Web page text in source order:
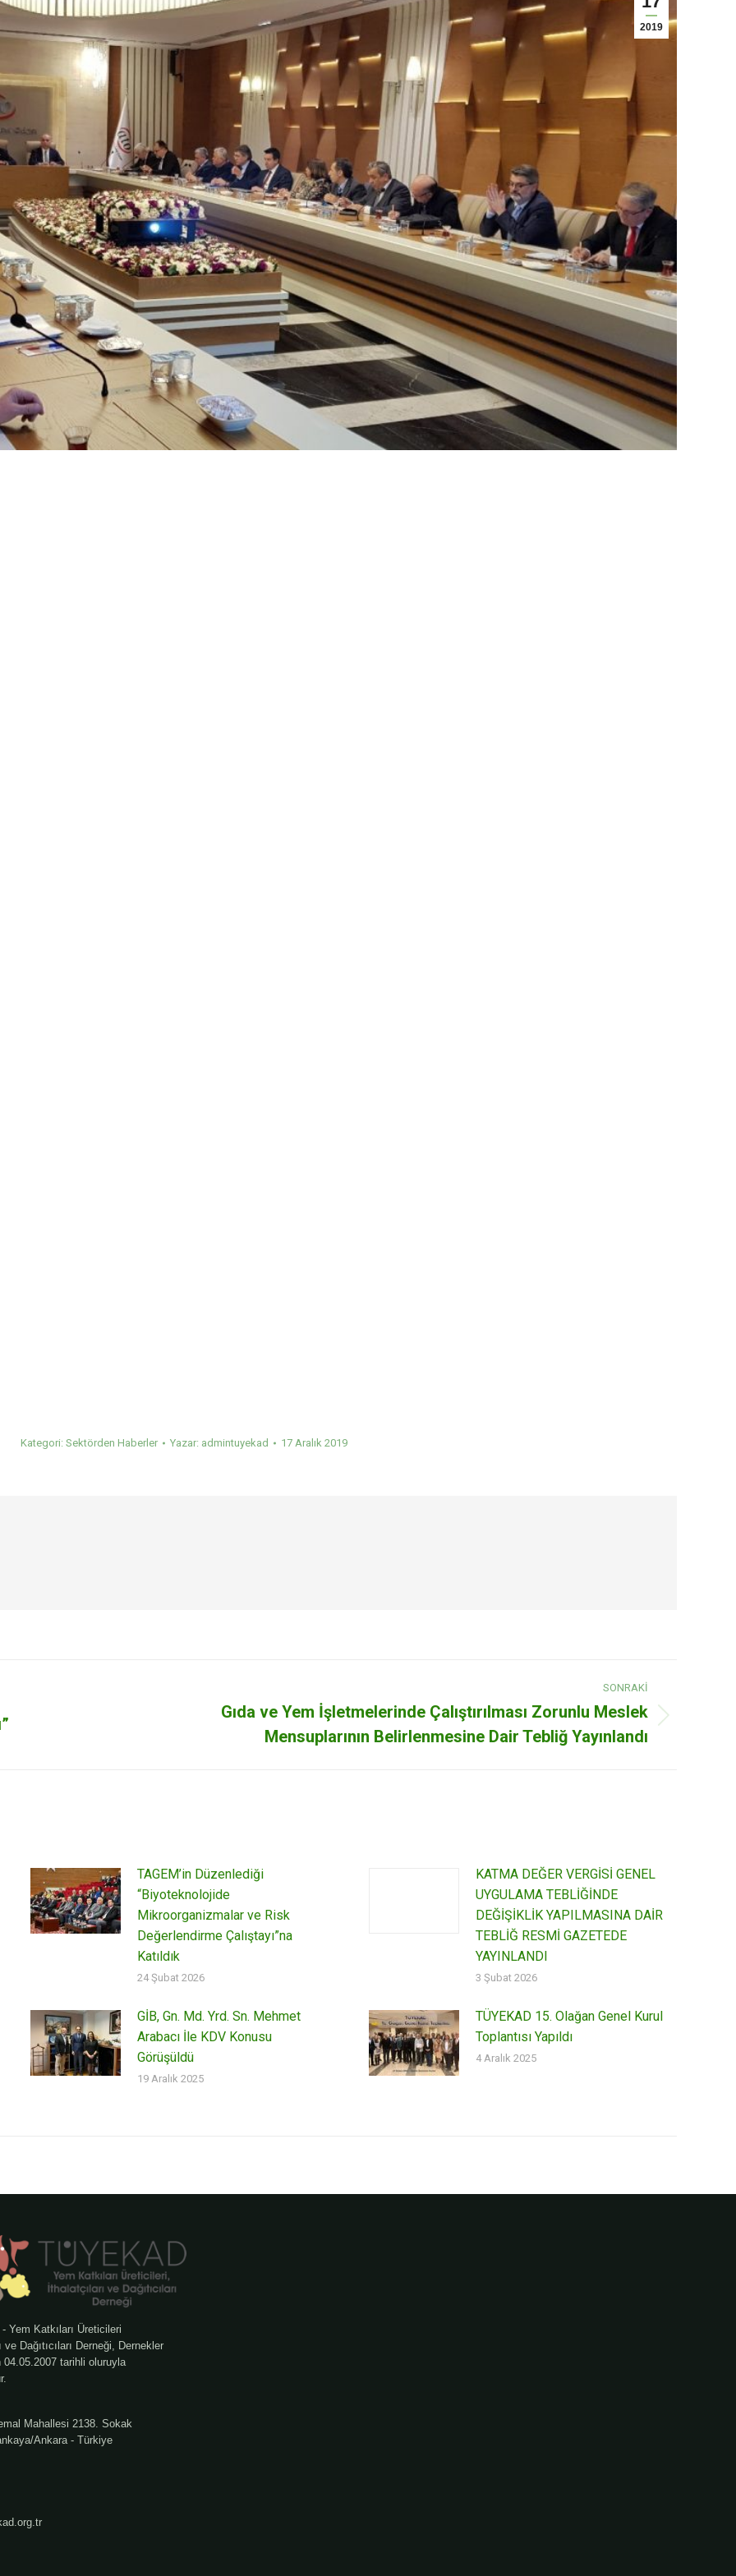
2019
Kategori: Sektörden Haberler Yazar: admintuyekad 17 Aralık 2019
SONRAKI
Gıda ve Yem İşletmelerinde Çalıştırılması Zorunlu Meslek
Mensuplarının Belirlenmesine Dair Tebliğ Yayınlandı
TAGEM’in Düzenlediği
“Biyoteknolojide
Mikroorganizmalar ve Risk
Değerlendirme Çalıştayı”na
Katıldık
24 Şubat 2026
KATMA DEĞER VERGİSİ GENEL
UYGULAMA TEBLİĞİNDE
DEĞİŞİKLİK YAPILMASINA DAİR
TEBLİĞ RESMİ GAZETEDE
YAYINLANDI
3 Şubat 2026
GİB, Gn. Md. Yrd. Sn. Mehmet
Arabacı İle KDV Konusu
Görüşüldü
19 Aralık 2025
TÜYEKAD 15. Olağan Genel Kurul
Toplantısı Yapıldı
4 Aralık 2025
Yem Katkıları Üreticileri
ve Dağıtıcıları Derneği, Dernekler
04.05.2007 tarihli oluruyla
Mahallesi 2138. Sokak
Ankara - Türkiye